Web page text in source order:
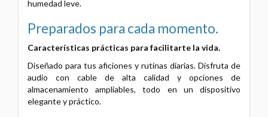
humedad leve.
Preparados para cada momento.
Características prácticas para facilitarte la vida.
Diseñado para tus aficiones y rutinas diarias. Disfruta de
audio con cable de alta calidad y opciones de
almacenamiento ampliables,todo en un dispositivo
elegante y práctico.